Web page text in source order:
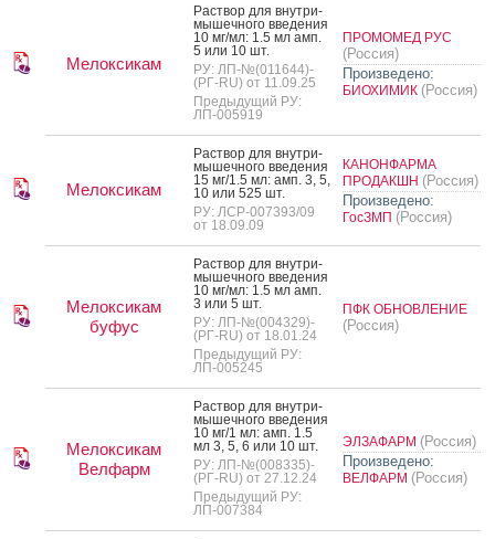
Мелоксикам
Рас­твор для внут­ри­
мышеч­но­го вве­дения
10 мг/мл: 1.5 мл амп.
5 или 10 шт.
РУ: ЛП-№(011644)-
(РГ-RU) от 11.09.25
Предыдущий РУ:
ЛП-005919
ПРОМОМЕД РУС
(Россия)
Произведено:
БИОХИМИК (Россия)
Мелоксикам
Рас­твор для внут­ри­
мышеч­но­го вве­дения
15 мг/1.5 мл: амп. 3, 5,
10 или 525 шт.
РУ: ЛСР-007393/09
от 18.09.09
КАНОНФАРМА
ПРОДАКШН (Россия)
Произведено:
ГосЗМП (Россия)
Мелоксикам
буфус
Рас­твор для внут­ри­
мышеч­но­го вве­дения
10 мг/мл: 1.5 мл амп.
3 или 5 шт.
РУ: ЛП-№(004329)-
(РГ-RU) от 18.01.24
Предыдущий РУ:
ЛП-005245
ПФК ОБНОВЛЕНИЕ
(Россия)
Мелоксикам
Велфарм
Рас­твор для внут­ри­
мышеч­но­го вве­дения
10 мг/1 мл: амп. 1.5
мл 3, 5, 6 или 10 шт.
РУ: ЛП-№(008335)-
(РГ-RU) от 27.12.24
Предыдущий РУ:
ЛП-007384
ЭЛЗАФАРМ (Россия)
Произведено:
ВЕЛФАРМ (Россия)